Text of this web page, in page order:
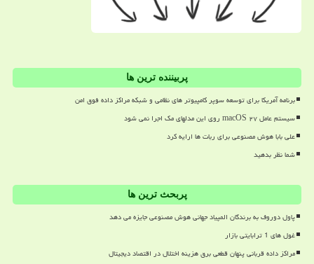
پربیننده ترین ها
برنامه آمریکا برای توسعه سوپر کامپیوتر های نظامی و شبکه مراکز داده فوق امن
سیستم عامل macOS ۲۷ روی این مدلهای مک اجرا نمی شود
علی بابا هوش مصنوعی برای ربات ها ارایه کرد
شما نظر بدهید
پربحث ترین ها
پاول دوروف به برندگان المپیاد جهانی هوش مصنوعی جایزه می دهد
غول های 1 ترابایتی بازار
مراکز داده قربانی پنهان قطعی برق هزینه اختلال در اقتصاد دیجیتال